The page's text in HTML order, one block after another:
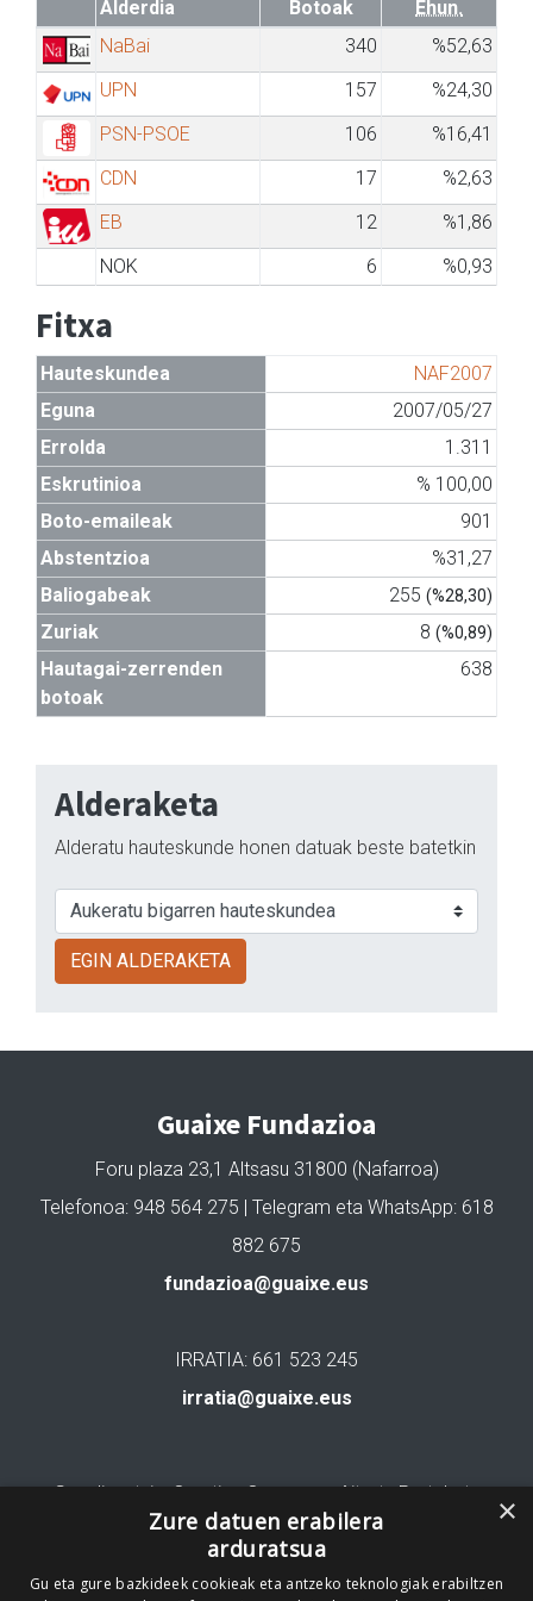
Alderdia Botoak
Ehun.
NaBai
340
%52,63
UPN
157
%24,30
PSN-PSOE
106
%16,41
CDN
17
%2,63
EB
12
%1,86
NOK
6 %0,93
Fitxa
Hauteskundea
NAF2007
Eguna
2007/05/27
Errolda
1.311
Eskrutinioa
% 100,00
Boto-emaileak
901
Abstentzioa
%31,27
Baliogabeak
255 (%28,30)
Zuriak 8 (%0,89)
Hautagai-zerrenden
botoak
638
Alderaketa
Alderatu hauteskunde honen datuak beste batetkin
EGIN ALDERAKETA
Guaixe Fundazioa
Foru plaza 23,1 Altsasu 31800 (Nafarroa)
Telefonoa: 948 564 275 | Telegram eta WhatsApp: 618
882 675
fundazioa@guaixe.eus
IRRATIA: 661 523 245
irratia@guaixe.eus
Gure lizentzia: Creative Commons Aitortu Partekatu
Codesyntaxek garatua
×
Zure datuen erabilera
arduratsua
Gu eta gure bazkideek cookieak eta antzeko teknologiak erabiltzen